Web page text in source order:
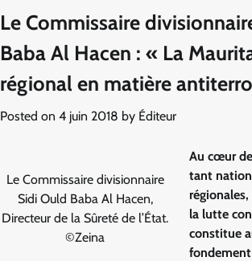
Le Commissaire
Baba Al Hacen : « La
régional en matière
Posted on 4 juin 2018 by Éditeur
Le Commissaire divisionnaire
Sidi Ould Baba Al Hacen,
Directeur de la Sûreté de l’État.
©Zeina
Au cœur
tant
la lutte
constitue